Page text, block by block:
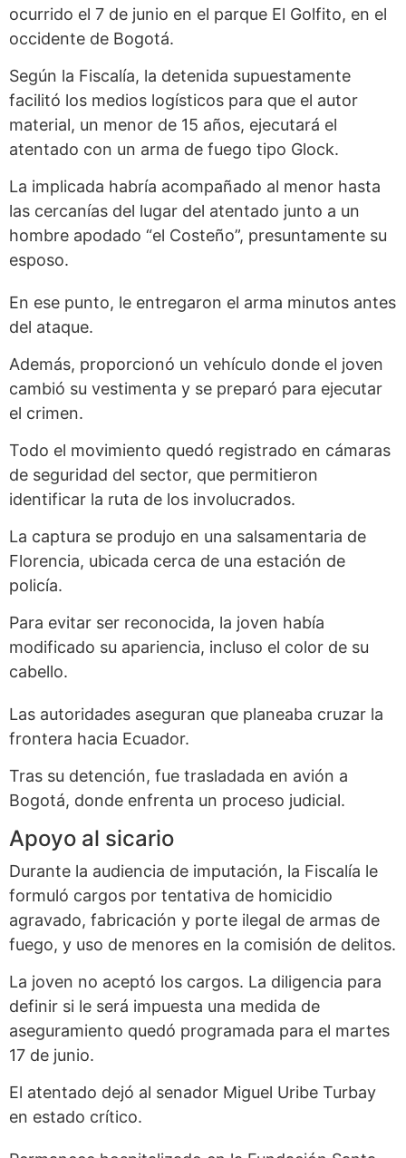
ocurrido el 7 de junio en el parque El Golfito, en el
occidente de Bogotá.
Según la Fiscalía, la detenida supuestamente
facilitó los medios logísticos para que el autor
material, un menor de 15 años, ejecutará el
atentado con un arma de fuego tipo Glock.
La implicada habría acompañado al menor hasta
las cercanías del lugar del atentado junto a un
hombre apodado “el Costeño”, presuntamente su
esposo.
En ese punto, le entregaron el arma minutos antes
del ataque.
Además, proporcionó un vehículo donde el joven
cambió su vestimenta y se preparó para ejecutar
el crimen.
Todo el movimiento quedó registrado en cámaras
de seguridad del sector, que permitieron
identificar la ruta de los involucrados.
La captura se produjo en una salsamentaria de
Florencia, ubicada cerca de una estación de
policía.
Para evitar ser reconocida, la joven había
modificado su apariencia, incluso el color de su
cabello.
Las autoridades aseguran que planeaba cruzar la
frontera hacia Ecuador.
Tras su detención, fue trasladada en avión a
Bogotá, donde enfrenta un proceso judicial.
Apoyo al sicario
Durante la audiencia de imputación, la Fiscalía le
formuló cargos por tentativa de homicidio
agravado, fabricación y porte ilegal de armas de
fuego, y uso de menores en la comisión de delitos.
La joven no aceptó los cargos. La diligencia para
definir si le será impuesta una medida de
aseguramiento quedó programada para el martes
17 de junio.
El atentado dejó al senador Miguel Uribe Turbay
en estado crítico.